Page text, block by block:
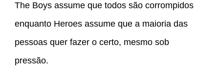
The Boys assume que todos são corrompidos
enquanto Heroes assume que a maioria das
pessoas quer fazer o certo, mesmo sob
pressão.